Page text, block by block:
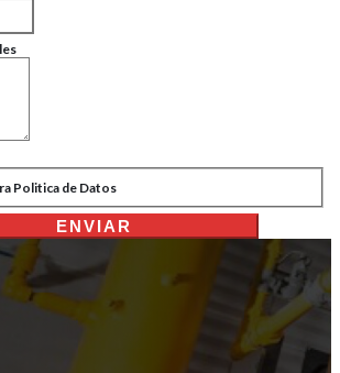
Politica de Datos
ENVIAR